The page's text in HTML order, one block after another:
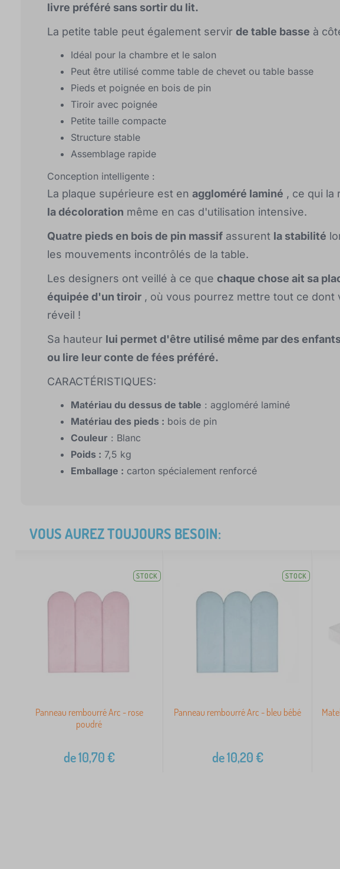
livre préféré sans sortir du lit.
La petite table peut également servir de table basse à
Idéal pour la chambre et le salon
Peut être utilisé comme table de chevet ou table basse
Pieds et poignée en bois de pin
Tiroir avec poignée
Petite taille compacte
Structure stable
Assemblage rapide
Conception intelligente :
La plaque supérieure est en aggloméré laminé , ce qui la
la décoloration même en cas d'utilisation intensive.
Quatre pieds en bois de pin massif assurent la stabilité
les mouvements incontrôlés de la table.
Les designers ont veillé à ce que chaque chose ait sa
équipée d'un tiroir , où vous pourrez mettre tout ce dont
réveil !
Sa hauteur lui permet d'être utilisé même par des
ou lire leur conte de fées préféré.
CARACTÉRISTIQUES:
Matériau du dessus de table : aggloméré laminé
Matériau des pieds : bois de pin
Couleur : Blanc
Poids : 7,5 kg
Emballage : carton spécialement renforcé
VOUS AUREZ TOUJOURS BESOIN:
STOCK
Panneau rembourré Arc - rose
poudré
de10,70€
STOCK
Panneau rembourré Arc - bleu bébé
de10,20€